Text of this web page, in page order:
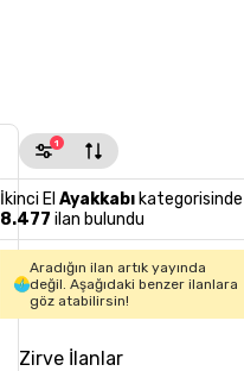
1
İkinci El Ayakkabıkategorisinde
8.477 ilan bulundu
Aradığın ilan artık yayında
değil. Aşağıdaki benzer ilanlara
göz atabilirsin!
Zirve İlanlar